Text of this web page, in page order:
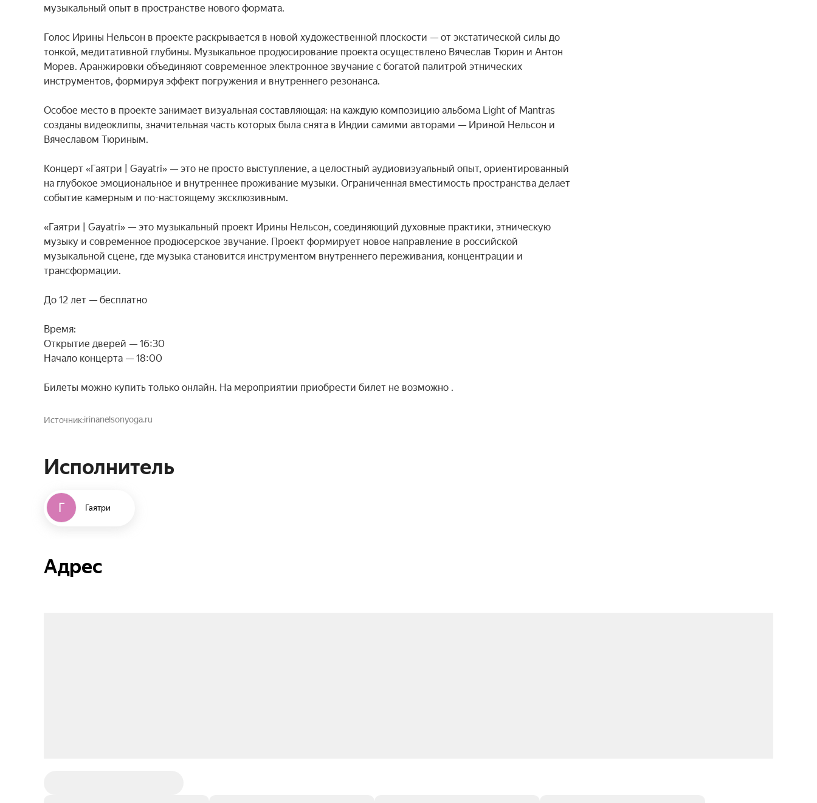
музыкальный опыт в пространстве нового формата.
Голос Ирины Нельсон в проекте раскрывается в новой художественной плоскости — от экстатической силы до
тонкой, медитативной глубины. Музыкальное продюсирование проекта осуществлено Вячеслав Тюрин и Антон
Морев. Аранжировки объединяют современное электронное звучание с богатой палитрой этнических
инструментов, формируя эффект погружения и внутреннего резонанса.
Особое место в проекте занимает визуальная составляющая: на каждую композицию альбома Light of Mantras
созданы видеоклипы, значительная часть которых была снята в Индии самими авторами — Ириной Нельсон и
Вячеславом Тюриным.
Концерт «Гаятри | Gayatri» — это не просто выступление, а целостный аудиовизуальный опыт, ориентированный
на глубокое эмоциональное и внутреннее проживание музыки. Ограниченная вместимость пространства делает
событие камерным и по-настоящему эксклюзивным.
«Гаятри | Gayatri» — это музыкальный проект Ирины Нельсон, соединяющий духовные практики, этническую
музыку и современное продюсерское звучание. Проект формирует новое направление в российской
музыкальной сцене, где музыка становится инструментом внутреннего переживания, концентрации и
трансформации.
До 12 лет — бесплатно
Время:
Открытие дверей — 16:30
Начало концерта — 18:00
Билеты можно купить только онлайн. На мероприятии приобрести билет не возможно .
Источникirinanelsonyoga.ru
Исполнитель
Г Гаятри
Адрес